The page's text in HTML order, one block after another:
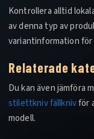
Kontrollera alltid
av denna typ av
variantinformation
Relaterade
Du kan även jämföra
stilettkniv fällknivför
modell.